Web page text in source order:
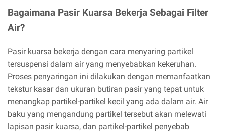
Bagaimana Pasir Kuarsa Bekerja Sebagai Filter
Air?
Pasir kuarsa bekerja dengan cara menyaring partikel
tersuspensi dalam air yang menyebabkan kekeruhan.
Proses penyaringan ini dilakukan dengan memanfaatkan
tekstur kasar dan ukuran butiran pasir yang tepat untuk
menangkap partikel-partikel kecil yang ada dalam air. Air
baku yang mengandung partikel tersebut akan melewati
lapisan pasir kuarsa, dan partikel-partikel penyebab